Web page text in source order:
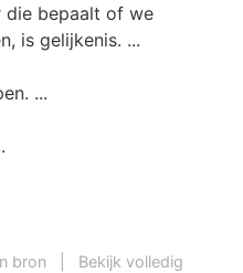
die bepaalt of we
is gelijkenis. ...
...
bron
Bekijk volledig